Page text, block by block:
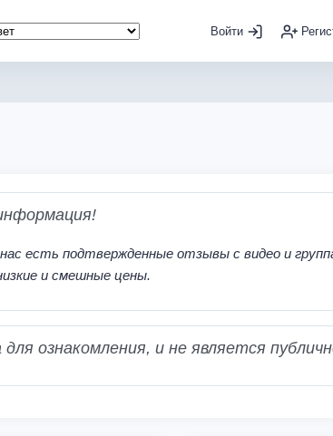
Войти
есть подтвержденные отзывы с видео и
и смешные цены.
ознакомления, и не является